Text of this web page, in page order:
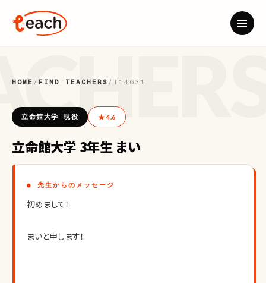
HOME / FIND TEACHERS / T14631
立命館大学 現役 ★ 4.6
立命館大学 3年生 まい
● 先生からのメッセージ
初めまして！
まいと申します！